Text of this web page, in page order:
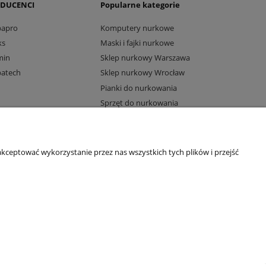
Popularne kategorie
Komputery nurkowe
Maski i fajki nurkowe
Sklep nurkowy Warszawa
Sklep nurkowy Wrocław
Pianki do nurkowania
Sprzęt do nurkowania
wykorzystanie przez nas wszystkich tych plików i przejść